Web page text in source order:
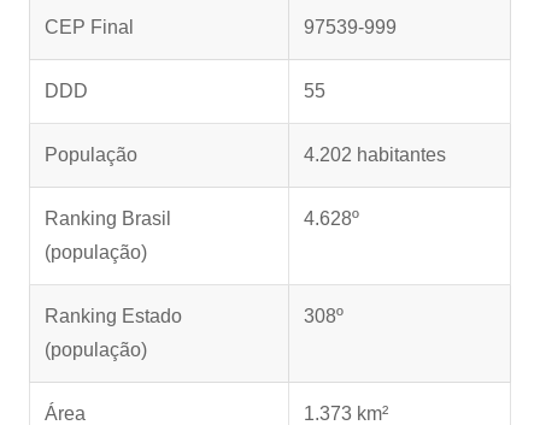
CEP Final 97539-999
DDD 55
População 4.202 habitantes
Ranking Brasil
(população)
4.628º
Ranking Estado
(população)
308º
Área 1.373 km²